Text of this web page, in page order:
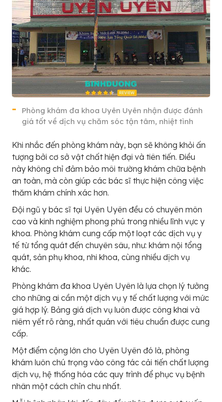
Phòng khám đa khoa Uyên Uyên nhận được đánh
giá tốt về dịch vụ chăm sóc tận tâm, nhiệt tình
Khi nhắc đến phòng khám này, bạn sẽ không khỏi ấn
tượng bởi cơ sở vật chất hiện đại và tiên tiến. Điều
này không chỉ đảm bảo môi trường khám chữa bệnh
an toàn, mà còn giúp các bác sĩ thực hiện công việc
thăm khám chính xác hơn.
Đội ngũ y bác sĩ tại Uyên Uyên đều có chuyên môn
cao và kinh nghiệm phong phú trong nhiều lĩnh vực y
khoa. Phòng khám cung cấp một loạt các dịch vụ y
tế từ tổng quát đến chuyên sâu, như: khám nội tổng
quát, sản phụ khoa, nhi khoa, cùng nhiều dịch vụ
khác.
Phòng khám đa khoa Uyên Uyên là lựa chọn lý tưởng
cho những ai cần một dịch vụ y tế chất lượng với mức
giá hợp lý. Bảng giá dịch vụ luôn được công khai và
niêm yết rõ ràng, nhất quán với tiêu chuẩn được cung
cấp.
Một điểm cộng lớn cho Uyên Uyên đó là, phòng
khám luôn chú trọng vào công tác cải tiến chất lượng
dịch vụ, hệ thống hóa các quy trình để phục vụ bệnh
nhân một cách chỉn chu nhất.